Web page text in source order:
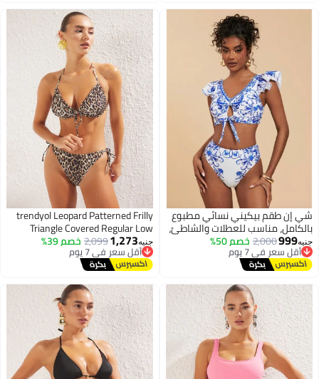
شي إن طقم بيكيني نسائي مطبوع
بالكامل، مناسب للعطلات والشاطئ،
ملابس سباحة بطبعة زهور، مقاس
عادي
جنيه999
2,000خصم 50% أقل سعر في 7 يوم
توصيل مجاني
أقل سعر في 7 يوم
trendyol Leopard Patterned Frilly
Triangle Covered Regular Low
Waist Bikini Set Tbess25Bt00100
جنيه1,273
2,099خصم 39% أقل سعر في 7 يوم
توصيل مجاني
أقل سعر في 7 يوم